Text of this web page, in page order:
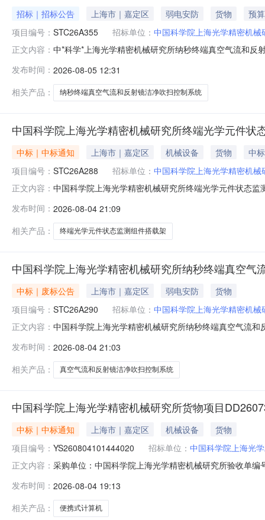
招标｜招标公告 上海市｜嘉定区 弱电安防 货物
预
项目编号： STC26A355 招标单位： 中国科学院上海光学精密机械
正文内容： 中*科学*上海光学精密机械研究所纳秒终端真空气流和反
号：STC26A355项目名称：中*科学*上海光学精密机械
发布时间： 2026-08-05 12:31
相关产品：
纳秒终端真空气流和反射镜洁净吹扫控制系统
中国科学院上海光学精密机械研究所终端光学元件状
中标｜中标通知 上海市｜嘉定区 机械设备 货物
中
项目编号： STC26A288 招标单位： 中国科学院上海光学精密机械
正文内容： 中国科学院上海光学精密机械研究所终端光学元件状态
元）四、主要标的信息序号供应商名称货物名称货物品
验；培训；技术服务
发布时间： 2026-08-04 21:09
相关产品：
终端光学元件状态监测组件搭载架
中国科学院上海光学精密机械研究所纳秒终端真空气
中标｜废标公告 上海市｜嘉定区 弱电安防
货物
项目编号： STC26A290 招标单位： 中国科学院上海光学精密机械
正文内容： 中国科学院上海光学精密机械研究所纳秒终端真空气流
事宜四、凡对本次公告内容提出询问，请按以下方式联
699188712.采购代理机构信息名
发布时间： 2026-08-04 21:03
相关产品：
真空气流和反射镜洁净吹扫控制系统
中国科学院上海光学精密机械研究所货物项目
中标｜中标通知 上海市｜嘉定区 机械设备
货物
项目编号： YS260804101444020 招标单位： 中国科学院上海光
正文内容： 采购单位：中国科学院上海光学精密机械研究所验收单
发布时间： 2026-08-04 19:13
相关产品：
便携式计算机